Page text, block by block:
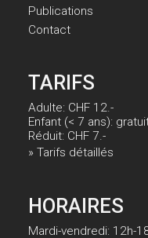
Publications
Contact
TARIFS
Adulte: CHF 12.-
Enfant (< 7 ans):
Réduit: CHF 7.-
» Tarifs détaillés
HORAIRES
Mardi-vendredi: 12h-